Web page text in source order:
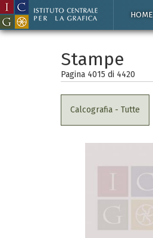
HOME
Stampe
Pagina 4015 di 4420
Calcografia - Tutte